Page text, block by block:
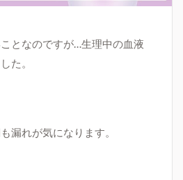
となのですが…生理中の血液
た。
漏れが気になります。